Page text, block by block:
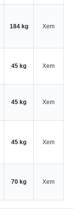
184 kg Xem
45 kg Xem
45 kg Xem
45 kg Xem
70 kg Xem